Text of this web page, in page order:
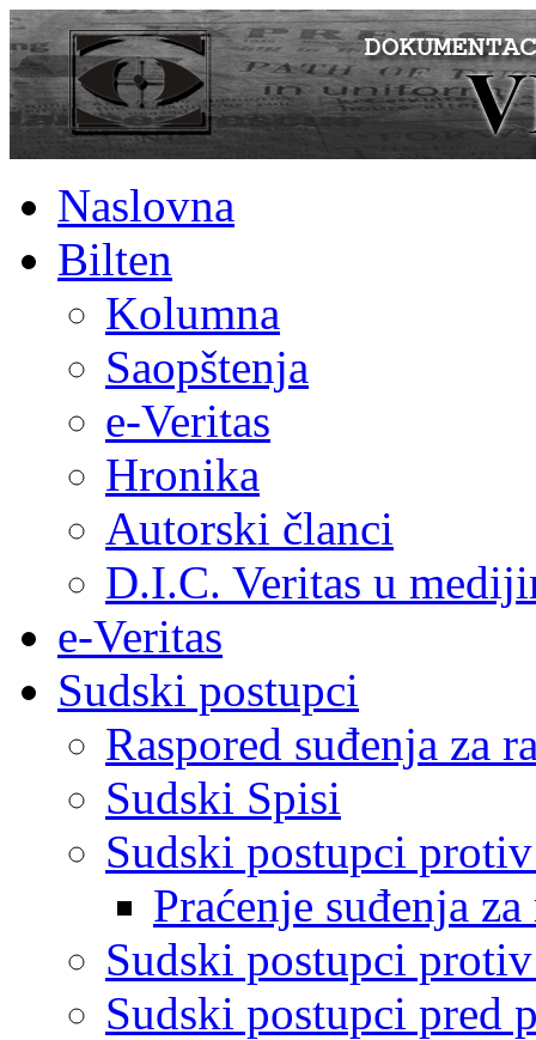
Naslovna
Bilten
Kolumna
Saopštenja
e-Veritas
Hronika
Autorski članci
D.I.C. Veritas u
e-Veritas
Sudski postupci
Raspored suđenja za
Sudski Spisi
Sudski postupci
Praćenje suđenja
Sudski postupci
Sudski postupci pred